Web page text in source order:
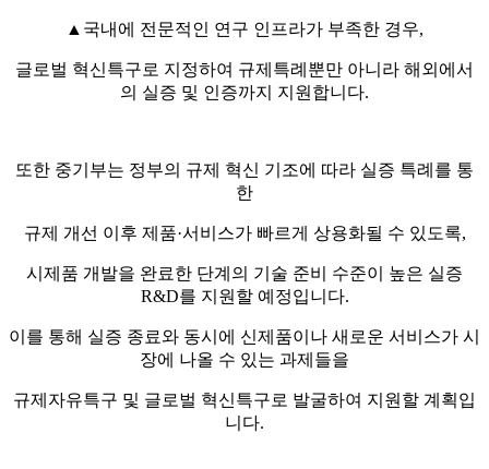
▲국내에 전문적인 연구 인프라가 부족한 경우,
글로벌 혁신특구로 지정하여 규제특례뿐만 아니라 해외에서
의 실증 및 인증까지 지원합니다.
또한 중기부는 정부의 규제 혁신 기조에 따라 실증 특례를 통
한
규제 개선 이후 제품·서비스가 빠르게 상용화될 수 있도록,
시제품 개발을 완료한 단계의 기술 준비 수준이 높은 실증
R&D를 지원할 예정입니다.
이를 통해 실증 종료와 동시에 신제품이나 새로운 서비스가 시
장에 나올 수 있는 과제들을
규제자유특구 및 글로벌 혁신특구로 발굴하여 지원할 계획입
니다.